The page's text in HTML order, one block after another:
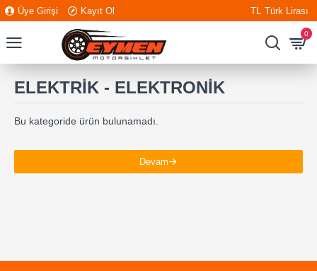
Üye Girişi Kayıt Ol TL Türk Lirası
0
ELEKTRİK - ELEKTRONİK
Bu kategoride ürün bulunamadı.
Devam